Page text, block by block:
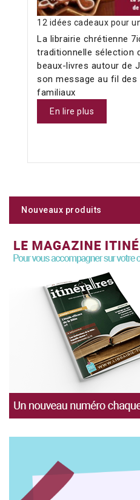
12 idées cadeaux pour
La librairie chrétienne
traditionnelle sélection
beaux-livres autour de
son message au fil
familiaux
En lire plus
Nouveaux produits